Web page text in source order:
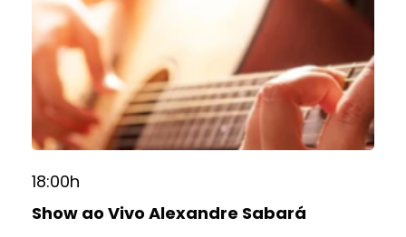
18:00h
Show ao Vivo Alexandre Sabará